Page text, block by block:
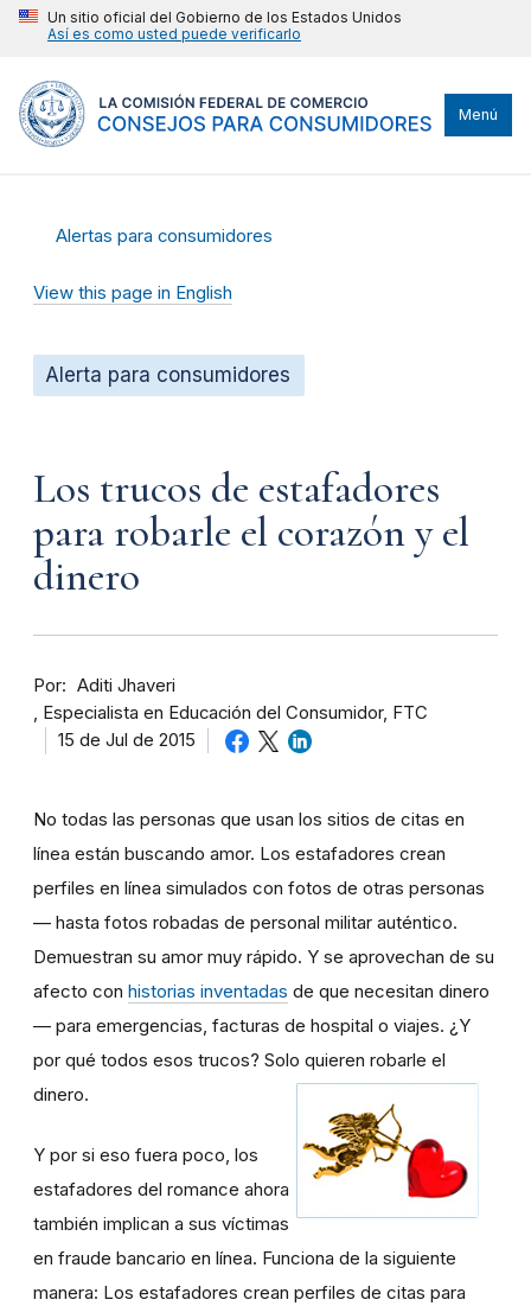
Un sitio oficial del Gobierno de los Estados Unidos
Así es como usted puede verificarlo
Menú
Alertas para consumidores
View this page in English
Alerta para consumidores
Los trucos de estafadores
para robarle el corazón y el
dinero
Por
Aditi Jhaveri
Especialista en Educación del Consumidor, FTC
15 de Jul de 2015
No todas las personas que usan los sitios de citas en
línea están buscando amor. Los estafadores crean
perfiles en línea simulados con fotos de otras personas
— hasta fotos robadas de personal militar auténtico.
Demuestran su amor muy rápido. Y se aprovechan de su
afecto con historias inventadas de que necesitan dinero
— para emergencias, facturas de hospital o viajes. ¿Y
por qué todos esos trucos? Solo quieren robarle el
dinero.
Y por si eso fuera poco, los
estafadores del romance ahora
también implican a sus víctimas
en fraude bancario en línea. Funciona de la siguiente
manera: Los estafadores crean perfiles de citas para